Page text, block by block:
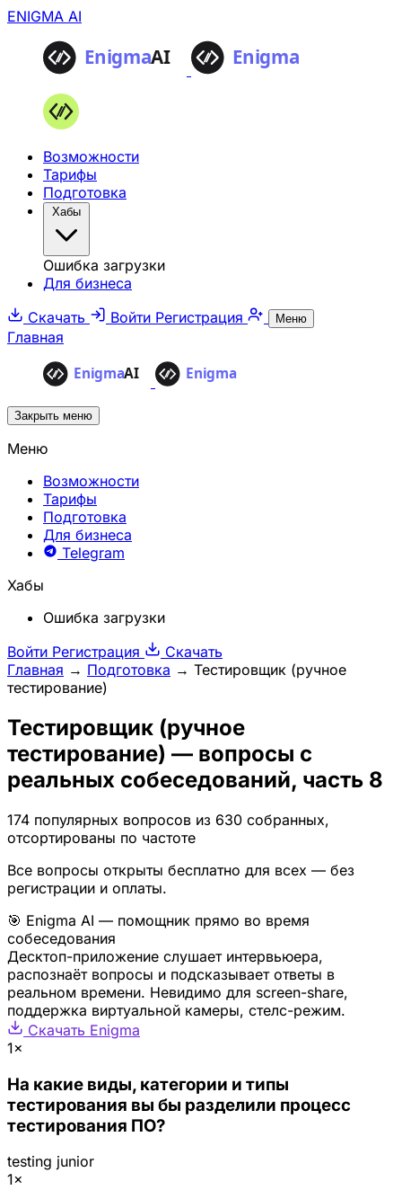
ENIGMA AI
Возможности
Тарифы
Подготовка
Хабы
Ошибка загрузки
Для бизнеса
Скачать
Войти Регистрация Меню
Главная
Закрыть меню
Меню
Возможности
Тарифы
Подготовка
Для бизнеса
Telegram
Хабы
Ошибка загрузки
Войти Регистрация
Скачать
Главная → Подготовка → Тестировщик (ручное
тестирование)
Тестировщик (ручное
тестирование) — вопросы с
реальных собеседований, часть 8
174 популярных вопросов из 630 собранных,
отсортированы по частоте
Все вопросы открыты бесплатно для всех — без
регистрации и оплаты.
🎯 Enigma AI — помощник прямо во время
собеседования
Десктоп-приложение слушает интервьюера,
распознаёт вопросы и подсказывает ответы в
реальном времени. Невидимо для screen-share,
поддержка виртуальной камеры, стелс-режим.
Скачать Enigma
1×
На какие виды, категории и типы
тестирования вы бы разделили процесс
тестирования ПО?
testing junior
1×